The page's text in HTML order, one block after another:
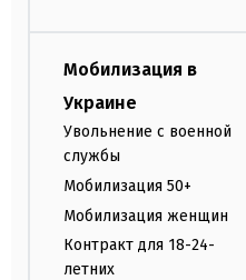
Мобилизация в
Украине
Увольнение с военной
службы
Мобилизация 50+
Мобилизация женщин
Контракт для 18-24-
летних